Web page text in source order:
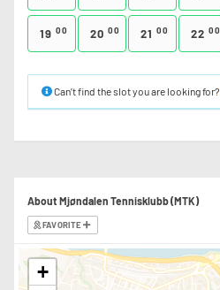
19 00 20 00 21 00 22 00
Can’t find the slot you are looking for?
About Mjøndalen Tennisklubb (MTK)
FAVORITE
+